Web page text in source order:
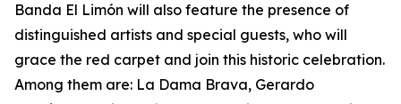
Banda El Limón will also feature the presence of
distinguished artists and special guests, who will
grace the red carpet and join this historic celebration.
Among them are: La Dama Brava, Gerardo